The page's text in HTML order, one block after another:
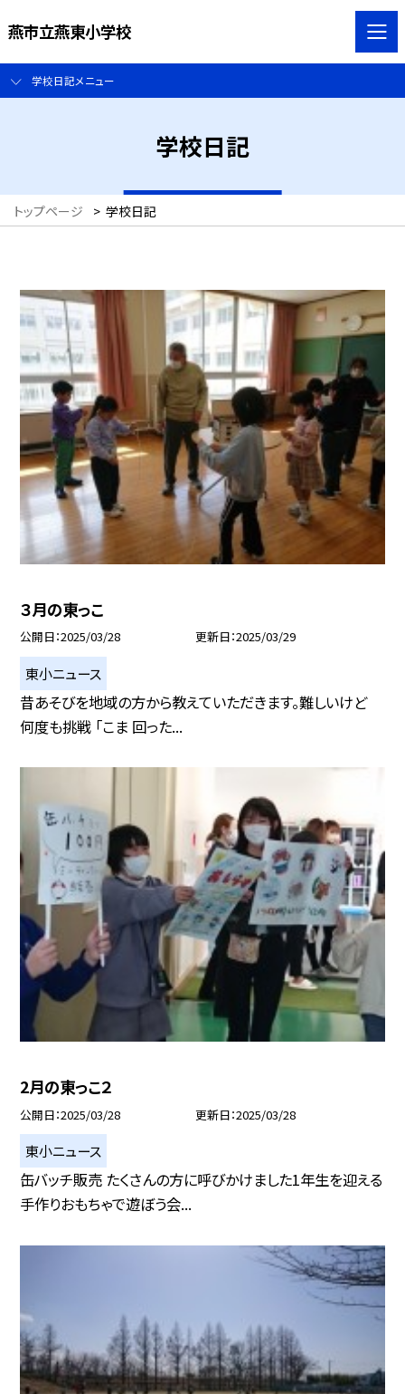
燕市立燕東小学校
学校日記メニュー
学校日記
トップページ > 学校日記
３月の東っこ
公開日 2025/03/28 更新日 2025/03/29
東小ニュース
昔あそびを地域の方から教えていただきます。難しいけど
何度も挑戦 「こま 回った...
2月の東っこ２
公開日 2025/03/28 更新日 2025/03/28
東小ニュース
缶バッチ販売 たくさんの方に呼びかけました1年生を迎える
手作りおもちゃで遊ぼう会...